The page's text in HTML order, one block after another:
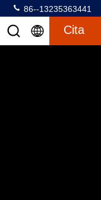
86--13235363441
Cita